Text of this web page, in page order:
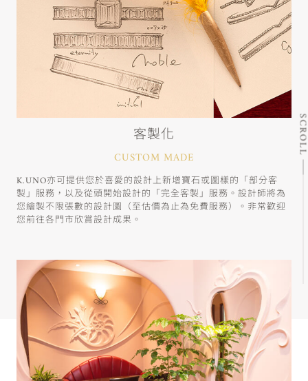
客製化
CUSTOM MADE
K.UNO亦可提供您於喜愛的設計上新增寶石或圖樣的「部分客
製」服務，以及從頭開始設計的「完全客製」服務。設計師將為
您繪製不限張數的設計圖（至估價為止為免費服務）。非常歡迎
您前往各門市欣賞設計成果。